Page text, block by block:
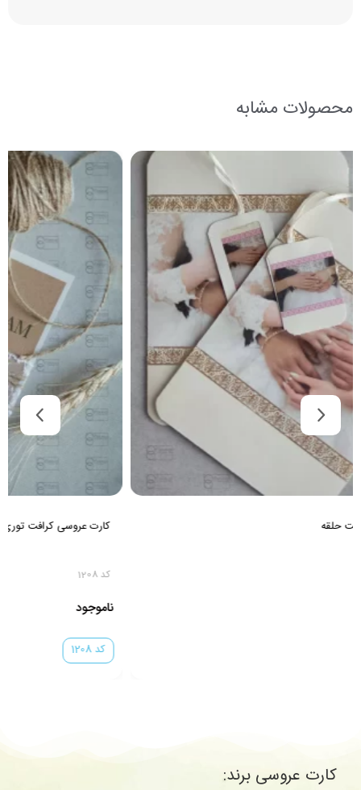
محصولات مشابه
کارت عروسی کرافت توری
کارت عروسی برند: